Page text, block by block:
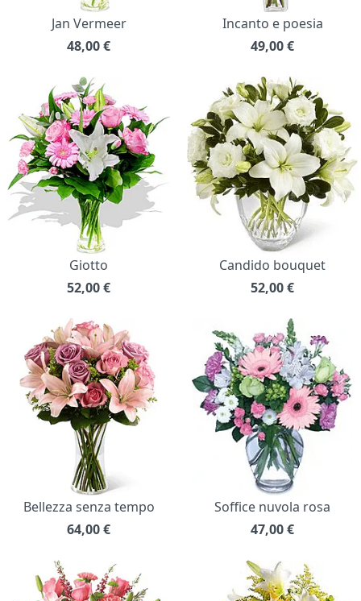
Jan Vermeer
48,00€
Incanto e poesia
49,00€
Giotto
52,00€
Candido bouquet
52,00€
Bellezza senza tempo
64,00€
Soffice nuvola rosa
47,00€